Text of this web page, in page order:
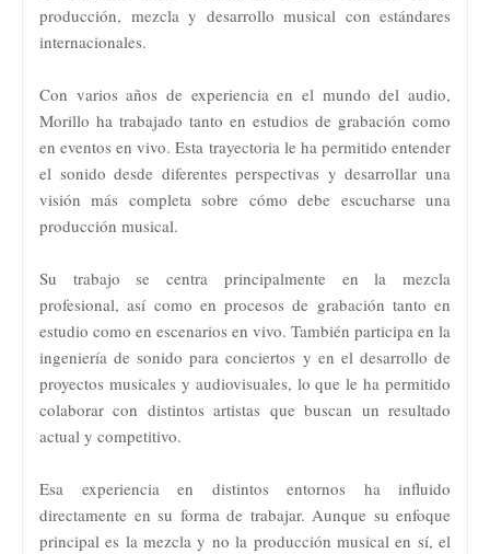
producción, mezcla y desarrollo musical con estándares
internacionales.
Con varios años de experiencia en el mundo del audio,
Morillo ha trabajado tanto en estudios de grabación como
en eventos en vivo. Esta trayectoria le ha permitido entender
el sonido desde diferentes perspectivas y desarrollar una
visión más completa sobre cómo debe escucharse una
producción musical.
Su trabajo se centra principalmente en la mezcla
profesional, así como en procesos de grabación tanto en
estudio como en escenarios en vivo. También participa en la
ingeniería de sonido para conciertos y en el desarrollo de
proyectos musicales y audiovisuales, lo que le ha permitido
colaborar con distintos artistas que buscan un resultado
actual y competitivo.
Esa experiencia en distintos entornos ha influido
directamente en su forma de trabajar. Aunque su enfoque
principal es la mezcla y no la producción musical en sí, el